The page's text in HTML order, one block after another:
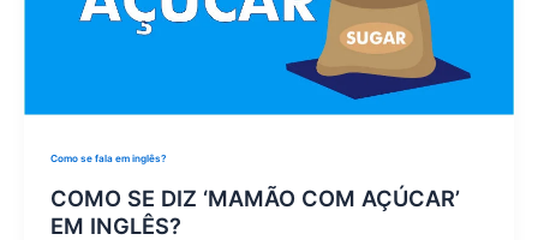
Como se fala em inglês?
COMO SE DIZ ‘MAMÃO COM AÇÚCAR’
EM INGLÊS?